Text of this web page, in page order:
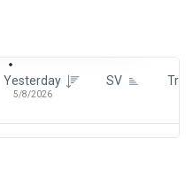
Yesterday
5/8/2026
SV